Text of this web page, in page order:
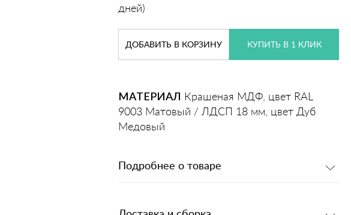
дней)
ДОБАВИТЬ В КОРЗИНУ КУПИТЬ В 1 КЛИК
МАТЕРИАЛ
Крашеная МДФ, цвет RAL
9003 Матовый / ЛДСП 18 мм, цвет Дуб
Медовый
Подробнее о товаре